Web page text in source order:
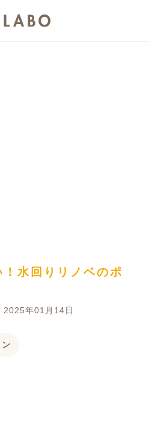
水回りリノベのポ
2025年01月14日
ン